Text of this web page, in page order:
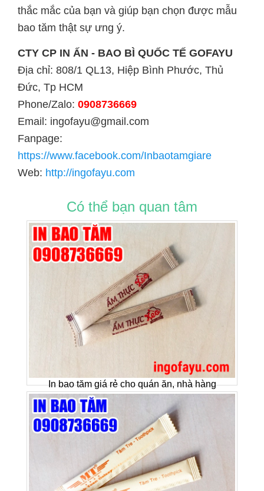
thắc mắc của bạn và giúp bạn chọn được mẫu
bao tăm thật sự ưng ý.
CTY CP IN ẤN - BAO BÌ QUỐC TẾ GOFAYU
Địa chỉ: 808/1 QL13, Hiệp Bình Phước, Thủ
Đức, Tp HCM
Phone/Zalo: 0908736669
Email: ingofayu@gmail.com
Fanpage:
https://www.facebook.com/Inbaotamgiare
Web: http://ingofayu.com
Có thể bạn quan tâm
In bao tăm giá rẻ cho quán ăn, nhà hàng